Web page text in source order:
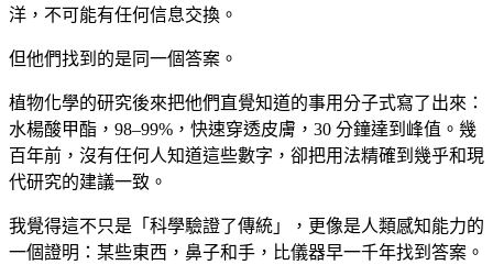
洋，不可能有任何信息交換。
但他們找到的是同一個答案。
植物化學的研究後來把他們直覺知道的事用分子式寫了出來：
水楊酸甲酯，98–99%，快速穿透皮膚，30 分鐘達到峰值。幾
百年前，沒有任何人知道這些數字，卻把用法精確到幾乎和現
代研究的建議一致。
我覺得這不只是「科學驗證了傳統」，更像是人類感知能力的
一個證明：某些東西，鼻子和手，比儀器早一千年找到答案。